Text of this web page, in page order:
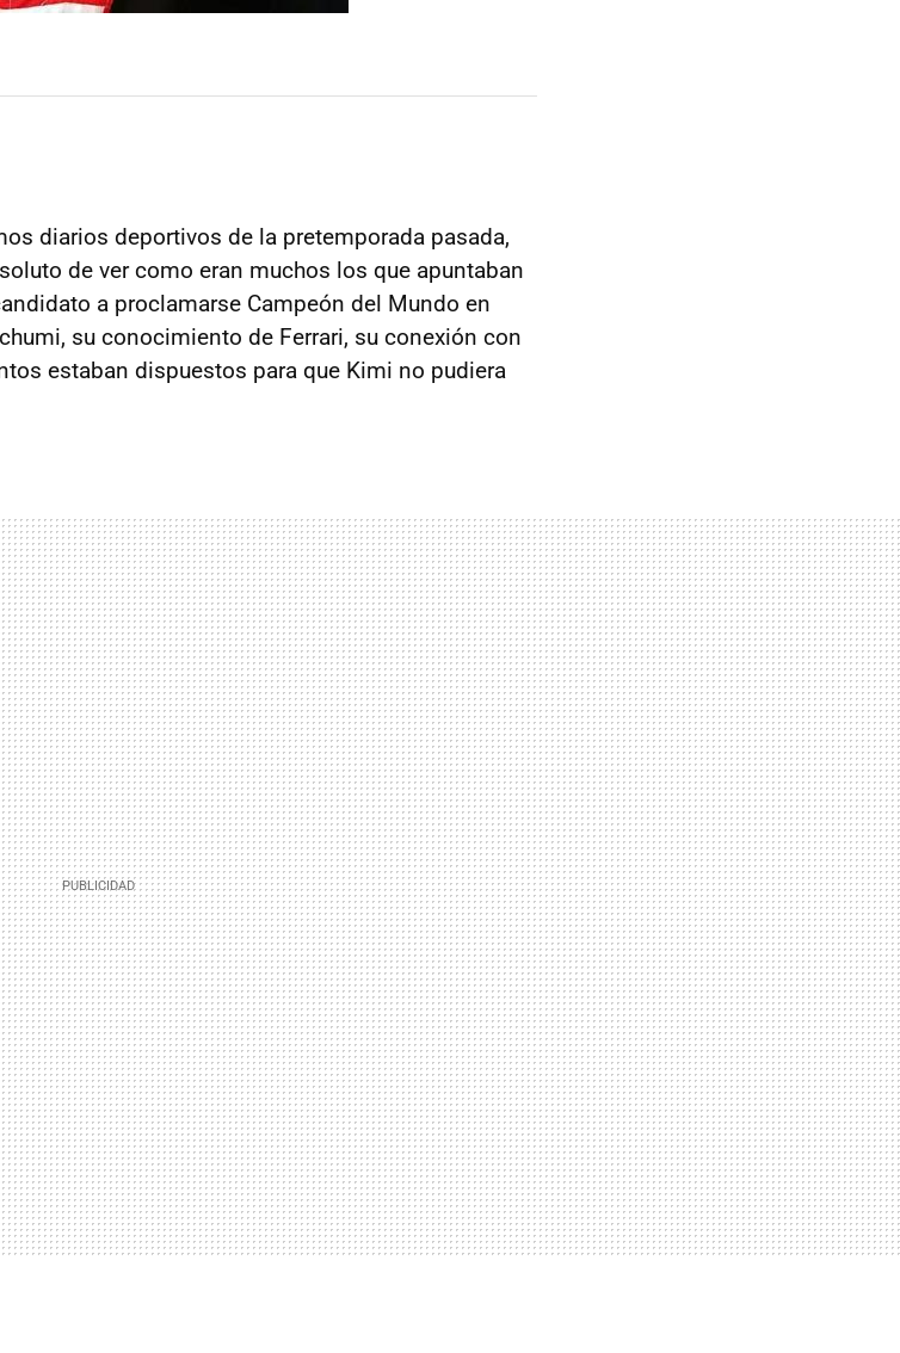
diarios deportivos de la pretemporada pasada,
de ver como eran muchos los que apuntaban
a proclamarse Campeón del Mundo en
su conocimiento de Ferrari, su conexión con
estaban dispuestos para que Kimi no pudiera